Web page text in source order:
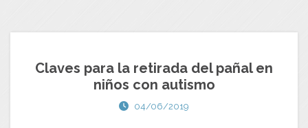
Claves para la retirada del pañal en
niños con autismo
04/06/2019